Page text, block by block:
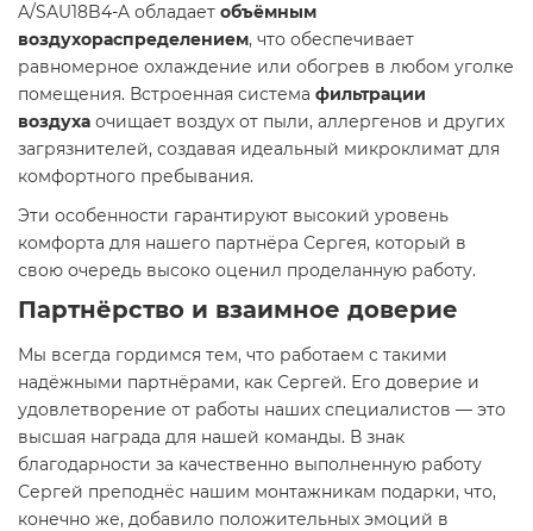
A/SAU18B4-A обладает объёмным
воздухораспределением, что обеспечивает
равномерное охлаждение или обогрев в любом уголке
помещения. Встроенная система фильтрации
воздуха очищает воздух от пыли, аллергенов и других
загрязнителей, создавая идеальный микроклимат для
комфортного пребывания.
Эти особенности гарантируют высокий уровень
комфорта для нашего партнёра Сергея, который в
свою очередь высоко оценил проделанную работу.
Партнёрство и взаимное доверие
Мы всегда гордимся тем, что работаем с такими
надёжными партнёрами, как Сергей. Его доверие и
удовлетворение от работы наших специалистов — это
высшая награда для нашей команды. В знак
благодарности за качественно выполненную работу
Сергей преподнёс нашим монтажникам подарки, что,
конечно же, добавило положительных эмоций в